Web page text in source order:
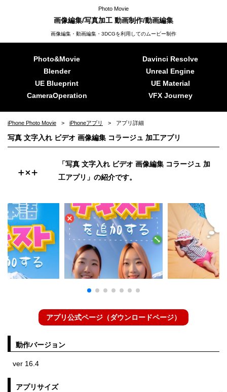
Photo Movie
画像編集/写真加工 動画制作/動画編集
画像編集・動画編集・3DCGを利用してのムービー制作
Photo&Movie
Davinci Resolve
Blender
Unreal Engine
UE Blueprint
UE Material
CameraOperation
VFX Journey
iPhone Photo Movie iPhoneアプリ アプリ詳細
写真 文字入れ ビデオ 画像編集 コラージュ 加工アプリ
「写真 文字入れ ビデオ 画像編集 コラージュ 加
工アプリ」の紹介です。
アプリ公式ページ（ダウンロードページ）
動作バージョン
ver 16.4
アプリサイズ